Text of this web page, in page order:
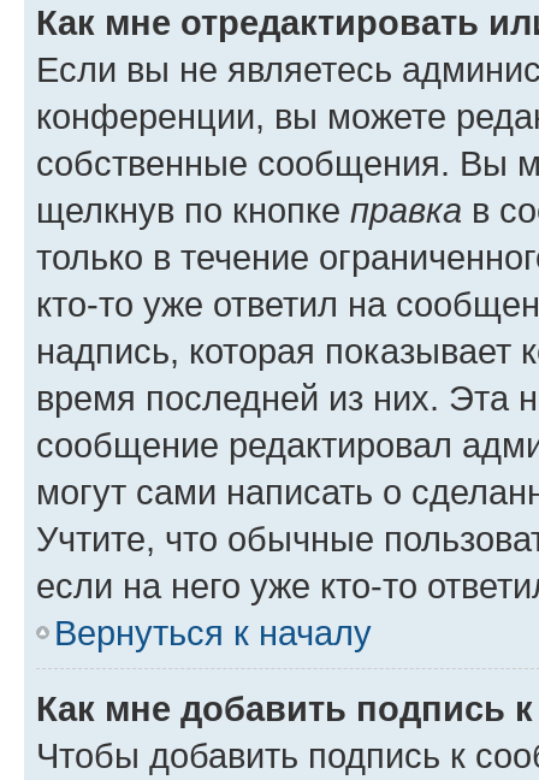
Как мне отредактировать
Если вы не являетесь
конференции, вы можете
собственные сообщения. Вы
щелкнув по кнопке правка в
только в течение
кто-то уже ответил на
надпись, которая показывает
время последней из них. Эта
сообщение редактировал
могут сами написать о
Учтите, что обычные
если на него уже кто-то
Вернуться к началу
Как мне добавить подпись
Чтобы добавить подпись к